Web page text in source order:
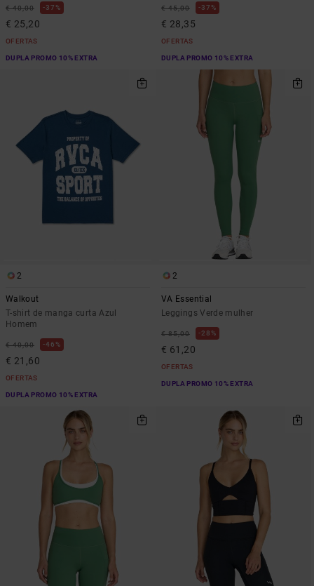
€ 40,00 37%
€ 25,20
OFERTAS
DUPLA PROMO 10% EXTRA
€ 45,00 37%
€ 28,35
OFERTAS
DUPLA PROMO 10% EXTRA
2
Walkout
T-shirt de manga curta Azul
Homem
€ 40,00 46%
€ 21,60
OFERTAS
DUPLA PROMO 10% EXTRA
2
VA Essential
Leggings Verde mulher
€ 85,00 28%
€ 61,20
OFERTAS
DUPLA PROMO 10% EXTRA